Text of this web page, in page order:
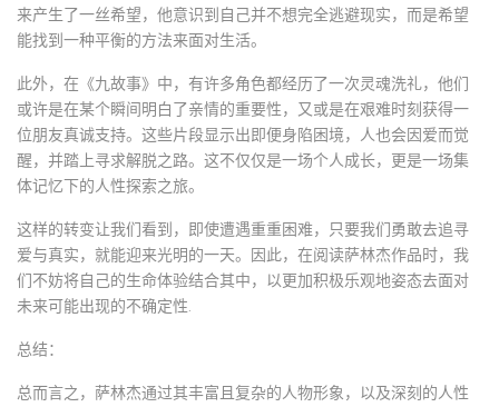
来产生了一丝希望，他意识到自己并不想完全逃避现实，而是希望
能找到一种平衡的方法来面对生活。
此外，在《九故事》中，有许多角色都经历了一次灵魂洗礼，他们
或许是在某个瞬间明白了亲情的重要性，又或是在艰难时刻获得一
位朋友真诚支持。这些片段显示出即便身陷困境，人也会因爱而觉
醒，并踏上寻求解脱之路。这不仅仅是一场个人成长，更是一场集
体记忆下的人性探索之旅。
这样的转变让我们看到，即使遭遇重重困难，只要我们勇敢去追寻
爱与真实，就能迎来光明的一天。因此，在阅读萨林杰作品时，我
们不妨将自己的生命体验结合其中，以更加积极乐观地姿态去面对
未来可能出现的不确定性.
总结：
总而言之，萨林杰通过其丰富且复杂的人物形象，以及深刻的人性